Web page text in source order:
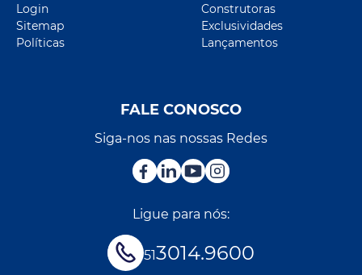
Login
Sitemap
Políticas
Construtoras
Exclusividades
Lançamentos
FALE CONOSCO
Siga-nos nas nossas Redes
Ligue para nós:
513014.9600